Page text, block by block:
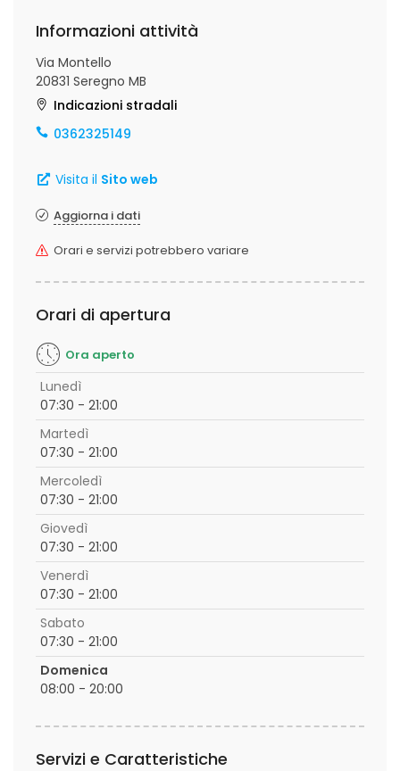
Informazioni attività
Via Montello
20831 Seregno MB
Indicazioni stradali
0362325149
Visita il Sito web
Aggiorna i dati
Orari e servizi potrebbero variare
Orari di apertura
Ora aperto
Lunedì
07:30 - 21:00
Martedì
07:30 - 21:00
Mercoledì
07:30 - 21:00
Giovedì
07:30 - 21:00
Venerdì
07:30 - 21:00
Sabato
07:30 - 21:00
Domenica
08:00 - 20:00
Servizi e Caratteristiche